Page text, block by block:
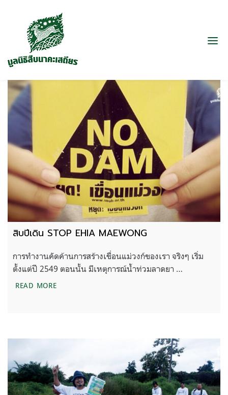
สิบปีเดิน STOP EHIA MAEWONG
การทำงานคัดค้านการสร้างเขื่อนแม่วงก์ของเรา จริงๆ เริ่ม
ตั้งแต่ปี 2549 ตอนนั้น มีเหตุการณ์น้ำท่วมลาดยา …
READ MOREสิบปีเดิน STOP EHIA MAEWONG